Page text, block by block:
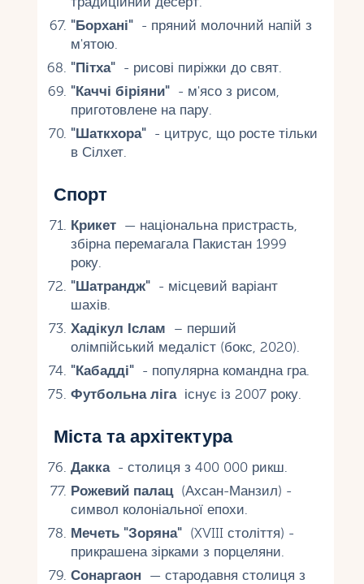
"Борхані"- пряний молочний напій з
м'ятою.
"Пітха"- рисові пиріжки до свят.
"Каччі біріяни"- м'ясо з рисом,
приготовлене на пару.
"Шаткхора"- цитрус, що росте тільки
в Сілхет.
Спорт
Крикет— національна пристрасть,
збірна перемагала Пакистан 1999
року.
"Шатрандж"- місцевий варіант
шахів.
Хадікул Іслам – перший
олімпійський медаліст (бокс, 2020).
"Кабадді"- популярна командна гра.
Футбольна лігаіснує із 2007 року.
Міста та архітектура
Дакка- столиця з 400 000 рикш.
Рожевий палац(Ахсан-Манзил) -
символ колоніальної епохи.
Мечеть "Зоряна"(XVIII століття) -
прикрашена зірками з порцеляни.
Сонаргаон — стародавня столиця з